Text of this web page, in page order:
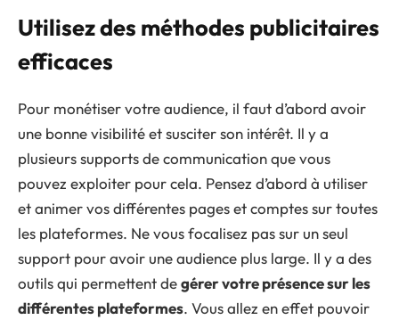
Utilisez des méthodes publicitaires
efficaces
Pour monétiser votre audience, il faut d’abord avoir
une bonne visibilité et susciter son intérêt. Il y a
plusieurs supports de communication que vous
pouvez exploiter pour cela. Pensez d’abord à utiliser
et animer vos différentes pages et comptes sur toutes
les plateformes. Ne vous focalisez pas sur un seul
support pour avoir une audience plus large. Il y a des
outils qui permettent degérer votre présence sur les
différentes plateformes. Vous allez en effet pouvoir